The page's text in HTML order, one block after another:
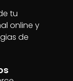
tu
online y
de